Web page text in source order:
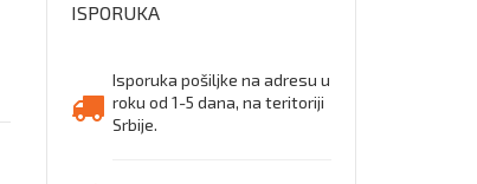
ISPORUKA
Isporuka pošiljke na adresu u
roku od 1-5 dana, na teritoriji
Srbije.